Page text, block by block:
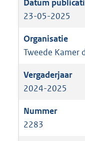
23-05-2025
Tweede Kamer
2024-2025
2283